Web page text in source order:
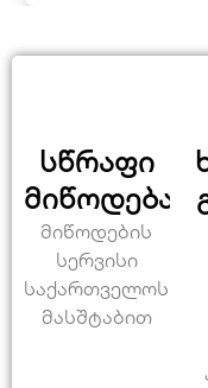
სწრაფი
მიწოდება
მიწოდების
სერვისი
საქართველოს
მასშტაბით